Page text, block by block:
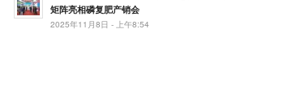
矩阵亮相磷复肥产销会
2025年11月8日 - 上午8:54